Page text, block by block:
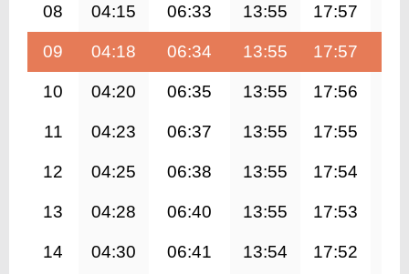
08 04:15 06:33 13:55 17:57
09 04:18 06:34 13:55 17:57
10 04:20 06:35 13:55 17:56
11 04:23 06:37 13:55 17:55
12 04:25 06:38 13:55 17:54
13 04:28 06:40 13:55 17:53
14 04:30 06:41 13:54 17:52